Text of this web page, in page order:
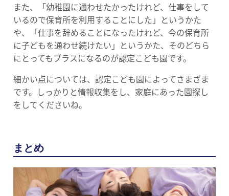
また、「幼稚園に通わせたかったけれど、仕事をして
いるので保育所を利用することにした」というかた
や、「仕事を辞めることになったけれど、今の保育所
に子どもを通わせ続けたい」というかた、そのどちら
にとってもプラスになるのが認定こども園です。
細かい点については、認定こども園によってさまざま
です。しっかりと情報収集をし、家庭にあった園探し
をしてくださいね。
まとめ